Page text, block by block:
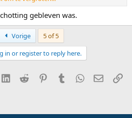
(met Diane Holum) en Stolz (met
bleef Schotting aan als coach, Holum
Schotting was inmiddels getrouwd
niet te ontdekken"...
gebleven was.
Vorige
5 of 5
in or register to reply here.
LinkedInReddit PinterestTumblrWhatsApp
E-mail